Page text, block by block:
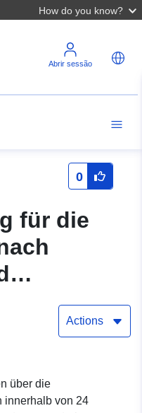
How do you know?
Abrir sessão
0
für die
Actions
über die
innerhalb von 24